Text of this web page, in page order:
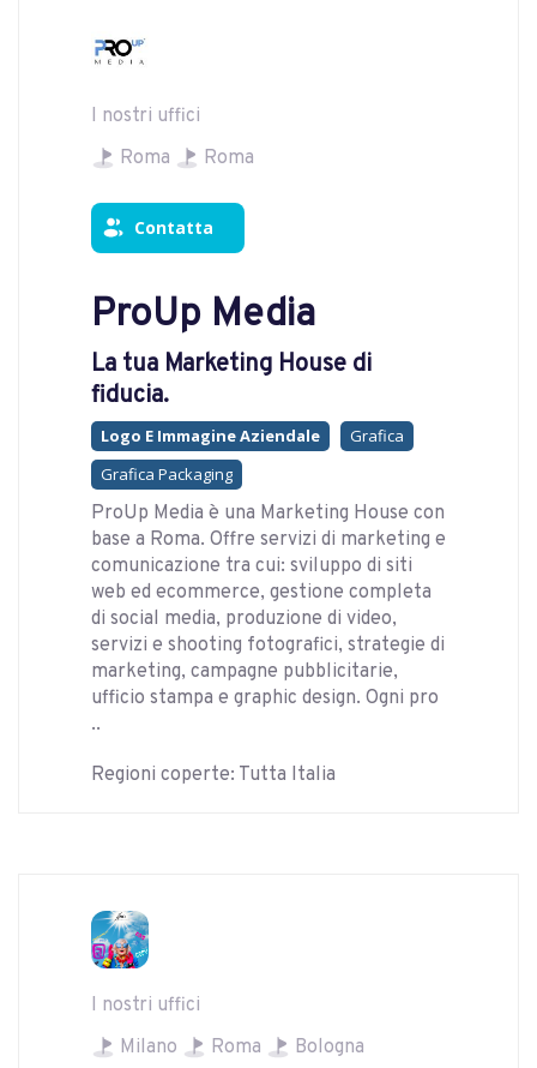
I nostri uffici
Roma
Roma
Contatta
ProUp Media
La tua Marketing House di
fiducia.
Logo E Immagine Aziendale
Grafica
Grafica Packaging
ProUp Media è una Marketing House con
base a Roma. Offre servizi di marketing e
comunicazione tra cui: sviluppo di siti
web ed ecommerce, gestione completa
di social media, produzione di video,
servizi e shooting fotografici, strategie di
marketing, campagne pubblicitarie,
ufficio stampa e graphic design. Ogni pro
..
Regioni coperte: Tutta Italia
I nostri uffici
Milano
Roma Bologna